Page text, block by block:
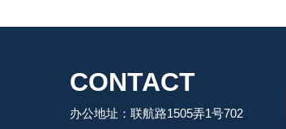
CONTACT
办公地址：联航路1505弄1号702